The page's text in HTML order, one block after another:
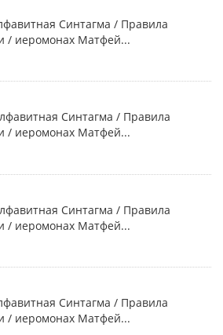
Синтагма / Правила
/ иеромонах Матфей...
Синтагма / Правила
/ иеромонах Матфей...
Синтагма / Правила
/ иеромонах Матфей...
Синтагма / Правила
/ иеромонах Матфей...